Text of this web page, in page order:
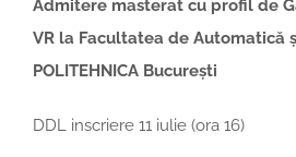
Admitere masterat cu profil de
VR la Facultatea de Automatică
POLITEHNICA București
DDL inscriere 11 iulie (ora 16)